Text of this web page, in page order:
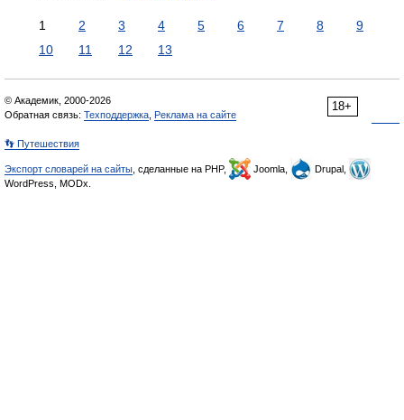
1 2 3 4 5 6 7 8
9
10
11 12 13
18+
© Академик, 2000-2026
Обратная связь: Техподдержка Реклама на сайте
👣 Путешествия
Экспорт словарей на сайты , сделанные на PHP, Joomla,
Drupal,
WordPress, MODx.